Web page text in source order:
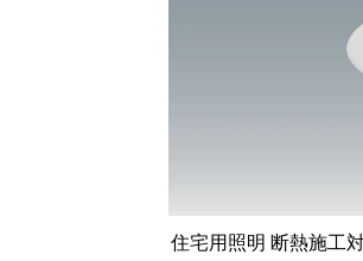
住宅用照明 断熱施工